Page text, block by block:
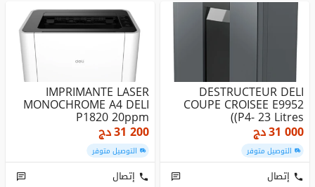
DESTRUCTEUR DELI
COUPE CROISEE E9952
(P4- 23 Litres)
31 000دج
التوصيل متوفر
إتصال
IMPRIMANTE LASER
MONOCHROME A4 DELI
P1820 20ppm
31 200دج
التوصيل متوفر
إتصال